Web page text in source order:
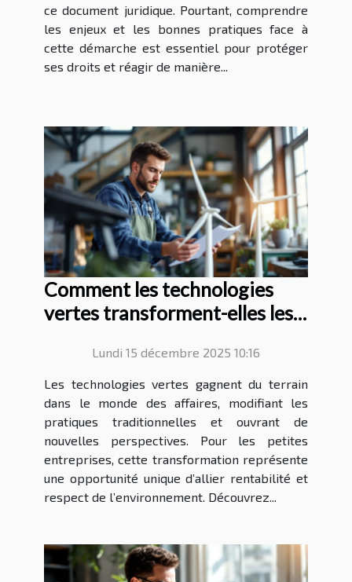
ce document juridique. Pourtant, comprendre
les enjeux et les bonnes pratiques face à
cette démarche est essentiel pour protéger
ses droits et réagir de manière...
Comment les technologies
vertes transforment-elles les
Lundi 15 décembre 2025 10:16
Les technologies vertes gagnent du terrain
dans le monde des affaires, modifiant les
pratiques traditionnelles et ouvrant de
nouvelles perspectives. Pour les petites
entreprises, cette transformation représente
une opportunité unique d’allier rentabilité et
respect de l’environnement. Découvrez...